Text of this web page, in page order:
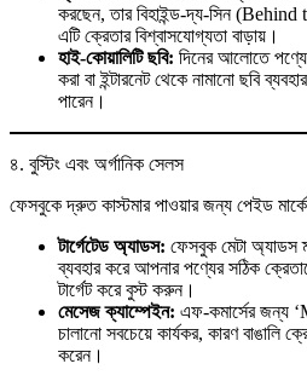
করছেন, তার বিহাইন্ড-দ্য-সিন
এটি ক্রেতার বিশ্বাসযোগ্যতা বাড়ায়।
হাই-কোয়ালিটি ছবি: দিনের আলোতে
করা বা ইন্টারনেট থেকে নামানো ছবি
পারেন।
৪. বুস্টিং এবং অর্গানিক সেলস
ফেসবুকে দ্রুত কাস্টমার পাওয়ার জন্য পেইড
টার্গেটেড অ্যাডস: ফেসবুক মেটা
ব্যবহার করে আপনার পণ্যের সঠিক
টার্গেট করে বুস্ট করুন।
মেসেজ ক্যাম্পেইন: এফ-কমার্সের জন্য
চালানো সবচেয়ে কার্যকর, কারণ বাঙালি
করেন।